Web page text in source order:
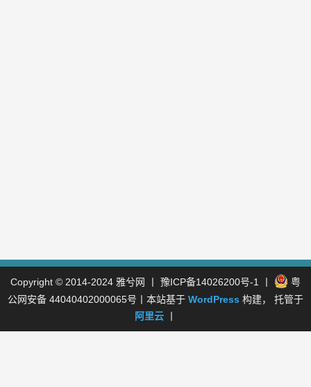
Copyright © 2014-2024 雅兮网 豫ICP备14026200号-1
粤
公网安备 44040402000065号 丨本站基于 WordPress 构建， 托管于
阿里云